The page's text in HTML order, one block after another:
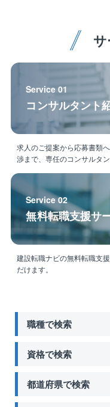
手当を支給。家庭の
い…」という方には
＜資格手当充実＞
⇒1級建築施工管理
士（建設）の資格
手当がございます。
業務上必要な資格で
習料は、会社が全額
す。また、工期も1
勤もありません。会
環境を目指してお
【やりがい】
解体では区画ごとで
ほか、解体工法に
例を参考にしつつも
考えたり、自身の意
度の高さが特徴です
らの元受け工事が
脱炭素の要求が進む
と突き詰めがいもあ
中のため、マネジメ
やすい環境です。
■教育体制：
OJT中心でノウハウ
＜＜プラント解体に
「つくった人には壊
工法を確立。 リン
Service 01
コンサルタント
求人のご提案から応募書類
渉まで、専任のコンサルタ
Service 02
無料転職支援サ
建設転職ナビの無料転職支
だけます。
職種で検索
資格で検索
都道府県で検索